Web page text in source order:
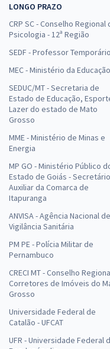
LONGO PRAZO
CRP SC - Conselho Regional
Psicologia - 12ª Região
SEDF - Professor Temporário
MEC - Ministério da Educação
SEDUC/MT - Secretaria de
Estado de Educação,
Lazer do estado de Mato
Grosso
MME - Ministério de Minas e
Energia
MP GO - Ministério Público
Estado de Goiás - Secretário
Auxiliar da Comarca de
Itapuranga
ANVISA - Agência Nacional de
Vigilância Sanitária
PM PE - Polícia Militar de
Pernambuco
CRECI MT - Conselho
Corretores de Imóveis do
Grosso
Universidade Federal de
Catalão - UFCAT
UFR - Universidade Federal